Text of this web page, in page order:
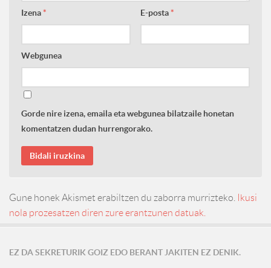
Izena* E-posta*
Webgunea
Gorde nire izena, emaila eta webgunea bilatzaile honetan
komentatzen dudan hurrengorako.
Gune honek Akismet erabiltzen du zaborra murrizteko.
Ikusi
nola prozesatzen diren zure erantzunen datuak.
EZ DA SEKRETURIK GOIZ EDO BERANT JAKITEN EZ DENIK.